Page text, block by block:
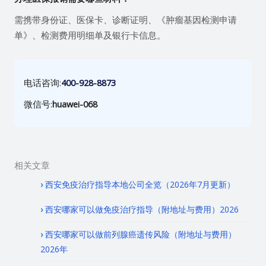
需携带身份证、医保卡、诊断证明、《肿瘤基因检测申请
单》、检测费用明细单及银行卡信息。
电话咨询:400-928-8873
微信号:huawei-068
相关文章
西安免疫治疗指导本地公司全览（2026年7月更新）
西安哪家可以做免疫治疗指导（附地址与费用）2026
西安哪家可以做前列腺癌遗传风险（附地址与费用）
2026年